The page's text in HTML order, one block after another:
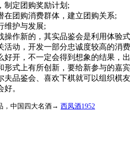
定团购奖励计划;
团购消费群体，建立团购关系;
护与发展;
新的，其实品鉴会是利用体验式
动，开发一部分忠诚度较高的消
，不一定会得到想象的结果，
形式上有所创新，要给新参与的嘉
夫品鉴会、喜欢下棋就可以组织棋
。
，中国四大名酒→ 西凤酒1952